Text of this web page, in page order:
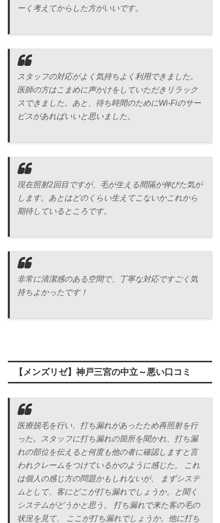
ーく考えてからした方がいいです。
スタッフの対応がよく気持ちよく利用できました。
医師の方はこまめに声かけをしていただきリラック
スできました。あと、待ち時間のためにWi-Fiのサー
ビスがあればいいと思いました。
現在照射2回目ですが、毛が生える間隔が伸びた気が
します。あとはどのくらい生えてこないかこれから
期待しているところです。
非常に清潔感のある空間で、丁寧な対応ですごく気
持ちよかったです！
【メンズリゼ】神戸三宮の中立～悪い口コミ
医療脱毛を行い、打ち漏れがあったため再照射を行
った。スタッフに打ち漏れの箇所を聞かれ、打ち漏
れの部位を伝えると何度も他の者に確認しますと言
われクレームをつけているかのように感じた。 これ
は個人の感じ方の問題かもしれないが、 まずシステ
ムとして、客にどこが打ち漏れでしょうか。と聞く
システムがどうかと思う。 打ち漏れで来た客の毛の
状況を見て、 ここが打ち漏れでしょうか。他に打ち